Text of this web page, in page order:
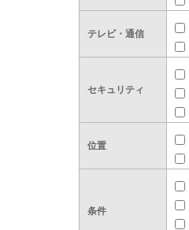
テレビ・通信
セキュリティ
位置
条件